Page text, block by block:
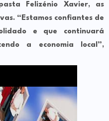
Felizénio Xavier, as
“Estamos confiantes de
e que continuará
a economia local”,